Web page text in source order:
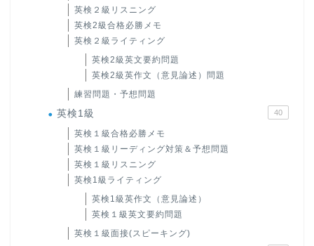
英検２級リスニング
英検2級合格必勝メモ
英検２級ライティング
英検2級英文要約問題
英検2級英作文（意見論述）問題
練習問題・予想問題
英検1級 40
英検１級合格必勝メモ
英検１級リーディング対策＆予想問題
英検１級リスニング
英検1級ライティング
英検1級英作文（意見論述）
英検１級英文要約問題
英検１級面接(スピーキング)